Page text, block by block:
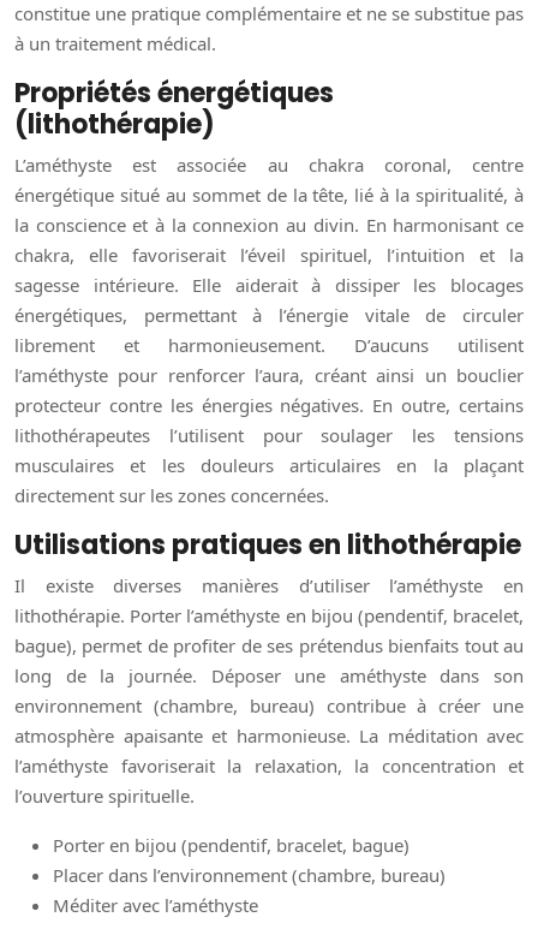
constitue une pratique complémentaire et ne se substitue pas
à un traitement médical.
Propriétés énergétiques
(lithothérapie)
L’améthyste est associée au chakra coronal, centre
énergétique situé au sommet de la tête, lié à la spiritualité, à
la conscience et à la connexion au divin. En harmonisant ce
chakra, elle favoriserait l’éveil spirituel, l’intuition et la
sagesse intérieure. Elle aiderait à dissiper les blocages
énergétiques, permettant à l’énergie vitale de circuler
librement et harmonieusement. D’aucuns utilisent
l’améthyste pour renforcer l’aura, créant ainsi un bouclier
protecteur contre les énergies négatives. En outre, certains
lithothérapeutes l’utilisent pour soulager les tensions
musculaires et les douleurs articulaires en la plaçant
directement sur les zones concernées.
Utilisations pratiques en lithothérapie
Il existe diverses manières d’utiliser l’améthyste en
lithothérapie. Porter l’améthyste en bijou (pendentif, bracelet,
bague), permet de profiter de ses prétendus bienfaits tout au
long de la journée. Déposer une améthyste dans son
environnement (chambre, bureau) contribue à créer une
atmosphère apaisante et harmonieuse. La méditation avec
l’améthyste favoriserait la relaxation, la concentration et
l’ouverture spirituelle.
Porter en bijou (pendentif, bracelet, bague)
Placer dans l’environnement (chambre, bureau)
Méditer avec l’améthyste